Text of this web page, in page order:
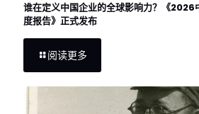
谁在定义中国企业的全球影响力？《2026
度报告》正式发布
阅读更多